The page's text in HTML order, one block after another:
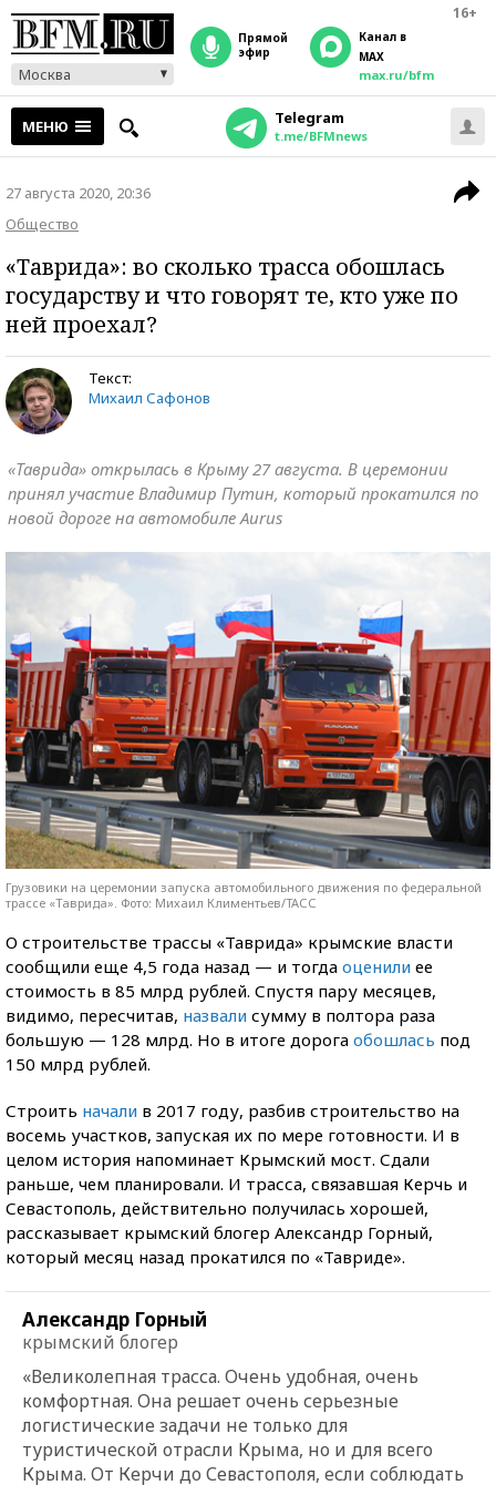
16+
Москва
прямой
эфир
Канал в
MAX
max.ru/bfm
МЕНЮ Telegram
t.me/BFMnews
27 августа 2020, 20:36
Общество
«Таврида»: во сколько трасса обошлась
государству и что говорят те, кто уже по
ней проехал?
Текст:
Михаил Сафонов
«Таврида» открылась в Крыму 27 августа. В церемонии
принял участие Владимир Путин, который прокатился по
новой дороге на автомобиле Aurus
Грузовики на церемонии запуска автомобильного движения по федеральной
трассе «Таврида». Фото: Михаил Климентьев/ТАСС
О строительстве трассы «Таврида» крымские власти
сообщили еще 4,5 года назад — и тогда оценили ее
стоимость в 85 млрд рублей. Спустя пару месяцев,
видимо, пересчитав, назвали сумму в полтора раза
большую — 128 млрд. Но в итоге дорога обошлась под
150 млрд рублей.
Строить начали в 2017 году, разбив строительство на
восемь участков, запуская их по мере готовности. И в
целом история напоминает Крымский мост. Сдали
раньше, чем планировали. И трасса, связавшая Керчь и
Севастополь, действительно получилась хорошей,
рассказывает крымский блогер Александр Горный,
который месяц назад прокатился по «Тавриде».
Александр Горный
крымский блогер
«Великолепная трасса. Очень удобная, очень
комфортная. Она решает очень серьезные
логистические задачи не только для
туристической отрасли Крыма, но и для всего
Крыма. От Керчи до Севастополя, если соблюдать